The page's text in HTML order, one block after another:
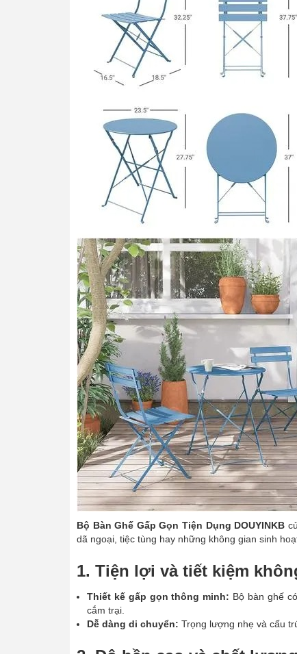
Bộ Bàn Ghế Gấp Gọn Tiện Dụng DOUYINKB
dã ngoại, tiệc tùng hay những không gian sinh
1. Tiện lợi và tiết kiệm
Thiết kế gấp gọn thông minh: Bộ bàn ghế
cắm trại.
Dễ dàng di chuyển: Trọng lượng nhẹ và cấu